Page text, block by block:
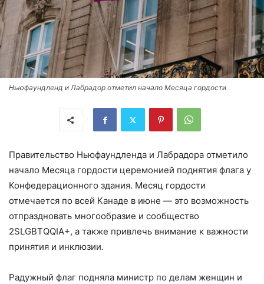
Ньюфаундленд и Лабрадор отметил начало Месяца гордости
Правительство Ньюфаундленда и Лабрадора отметило
начало Месяца гордости церемонией поднятия флага у
Конфедерационного здания. Месяц гордости
отмечается по всей Канаде в июне — это возможность
отпраздновать многообразие и сообщество
2SLGBTQQIA+, а также привлечь внимание к важности
принятия и инклюзии.
Радужный флаг подняла министр по делам женщин и